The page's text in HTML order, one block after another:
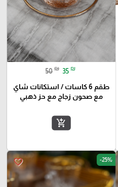
50 ₪ 35 ₪
طقم 6 كاسات / استكانات شاي
مع صحون زجاج مع حز ذهبي
add_shopping_cart
favorite_border -25%